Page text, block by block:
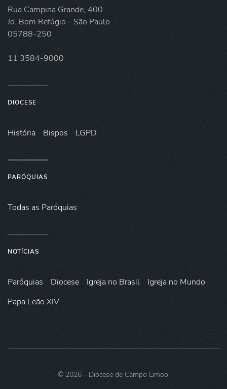
Rua Campina Grande, 400
Jd. Bom Refúgio - São Paulo
05788-250
11 3584-9000
DIOCESE
História Bispos LGPD
PARÓQUIAS
Todas as Paróquias
NOTÍCIAS
Paróquias Diocese Igreja no Brasil
Igreja no Mundo
Papa Leão XIV
© 2026- Diocese de Campo Limpo.